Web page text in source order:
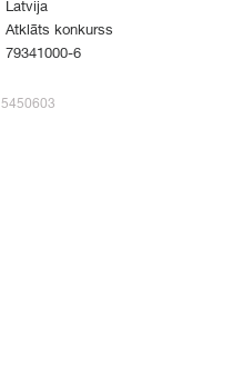
Latvija
Atklāts konkurss
79341000-6
5450603